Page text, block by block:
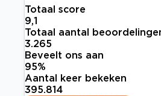
Totaal score
9,1
Totaal aantal
3.265
Beveelt ons aan
95%
Aantal keer bekeken
395.814